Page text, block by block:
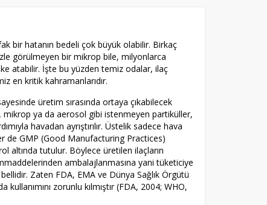
bir hatanın bedeli çok büyük olabilir. Birkaç
görülmeyen bir mikrop bile, milyonlarca
atabilir. İşte bu yüzden temiz odalar, ilaç
en kritik kahramanlarıdır.
üretim sırasında ortaya çıkabilecek
ya da aerosol gibi istenmeyen partiküller,
havadan ayrıştırılır. Üstelik sadece hava
de GMP (Good Manufacturing Practices)
altında tutulur. Böylece üretilen ilaçların
ambalajlanmasına yani tüketiciye
Zaten FDA, EMA ve Dünya Sağlık Örgütü
zorunlu kılmıştır (FDA, 2004; WHO,